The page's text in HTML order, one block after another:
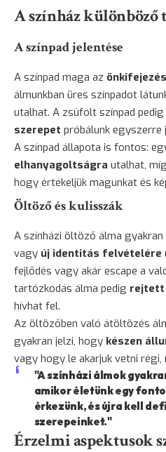
A színház különböző
A színpad jelentése
A színpad maga az
álmunkban üres színpadot
utalhat. A zsúfolt színpad
szerepet próbálunk egyszerre
A színpad állapota is fontos:
elhanyagoltságra utalhat,
hogy értékeljük magunkat és
Öltöző és kulisszák
A színházi öltöző álma gyakran
vagy új identitás felvételére
fejlődés vagy akár escape a
tartózkodás álma pedig rejtett
hívhat fel.
Az öltözőben való átöltözés
gyakran jelzi, hogy készen
vagy hogy le akarjuk vetni régi,
"A színházi álmok
amikor életünk egy
érkezünk, és újra kell
szerepeinket."
Érzelmi aspektusok